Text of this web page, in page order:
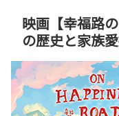
映画【幸福路
の歴史と家族